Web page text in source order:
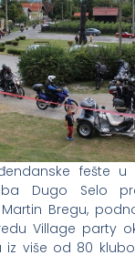
fešte u
Dugo Selo
Bregu,
Village party
iz više od 80